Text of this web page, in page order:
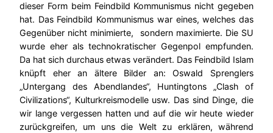
dieser Form beim Feindbild Kommunismus nicht gegeben
hat. Das Feindbild Kommunismus war eines, welches das
Gegenüber nicht minimierte, sondern maximierte. Die SU
wurde eher als technokratischer Gegenpol empfunden.
Da hat sich durchaus etwas verändert. Das Feindbild Islam
knüpft eher an ältere Bilder an: Oswald Sprenglers
„Untergang des Abendlandes“, Huntingtons „Clash of
Civilizations“, Kulturkreismodelle usw. Das sind Dinge, die
wir lange vergessen hatten und auf die wir heute wieder
zurückgreifen, um uns die Welt zu erklären, während